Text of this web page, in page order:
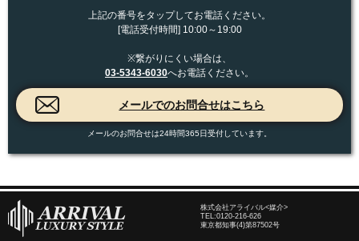
上記の番号をタップしてお電話ください。
[電話受付時間] 10:00～19:00
※繋がりにくい場合は、
03-5343-6030へお電話ください。
メールのお問合せは24時間365日受付しています。
株式会社アライバル<媒介>
TEL:0120-216-626
東京都知事(4)第87502号